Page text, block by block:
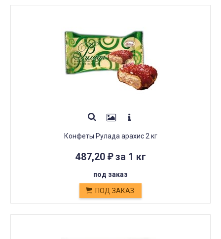
Конфеты Рулада арахис 2 кг
487,20 ₽за 1 кг
под заказ
ПОД ЗАКАЗ